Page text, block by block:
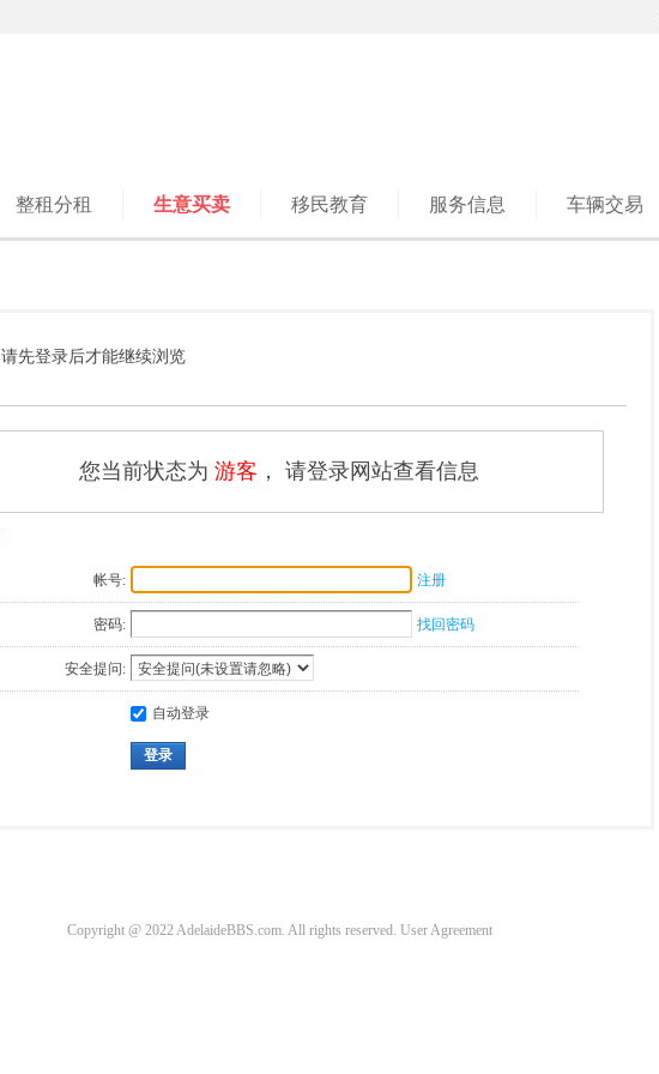
整租分租 生意买卖 移民教育 服务信息 车辆交易
请先登录后才能继续浏览
您当前状态为 游客 ， 请登录网站查看信息
帐号: 注册
密码: 找回密码
安全提问:
自动登录
登录
Copyright @ 2022 AdelaideBBS.com. All rights reserved. User Agreement